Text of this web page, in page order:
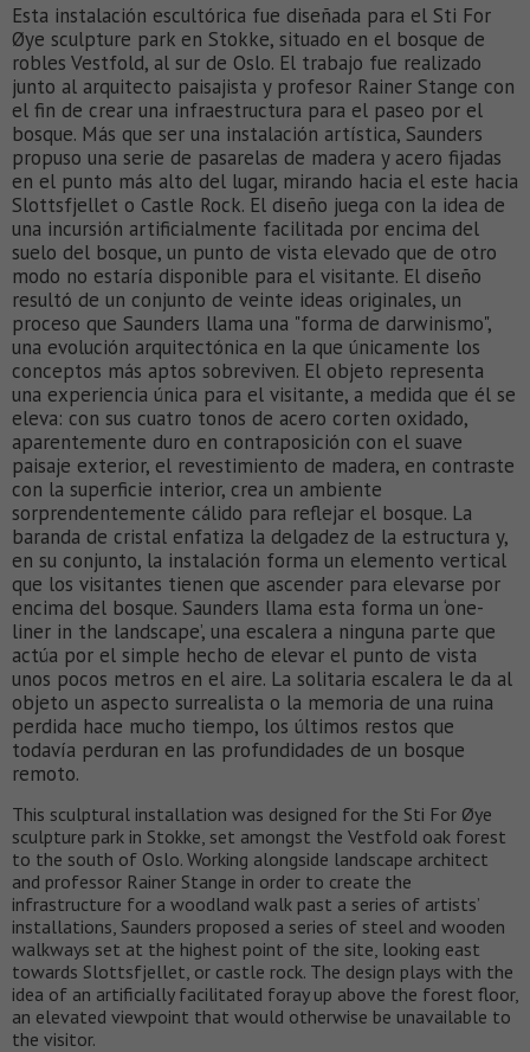
Esta instalación escultórica fue diseñada para el Sti For
Øye sculpture park en Stokke, situado en el bosque de
robles Vestfold, al sur de Oslo. El trabajo fue realizado
junto al arquitecto paisajista y profesor Rainer Stange con
el fin de crear una infraestructura para el paseo por el
bosque. Más que ser una instalación artística, Saunders
propuso una serie de pasarelas de madera y acero fijadas
en el punto más alto del lugar, mirando hacia el este hacia
Slottsfjellet o Castle Rock. El diseño juega con la idea de
una incursión artificialmente facilitada por encima del
suelo del bosque, un punto de vista elevado que de otro
modo no estaría disponible para el visitante. El diseño
resultó de un conjunto de veinte ideas originales, un
proceso que Saunders llama una "forma de darwinismo",
una evolución arquitectónica en la que únicamente los
conceptos más aptos sobreviven. El objeto representa
una experiencia única para el visitante, a medida que él se
eleva: con sus cuatro tonos de acero corten oxidado,
aparentemente duro en contraposición con el suave
paisaje exterior, el revestimiento de madera, en contraste
con la superficie interior, crea un ambiente
sorprendentemente cálido para reflejar el bosque. La
baranda de cristal enfatiza la delgadez de la estructura y,
en su conjunto, la instalación forma un elemento vertical
que los visitantes tienen que ascender para elevarse por
encima del bosque. Saunders llama esta forma un ‘one-
liner in the landscape’, una escalera a ninguna parte que
actúa por el simple hecho de elevar el punto de vista
unos pocos metros en el aire. La solitaria escalera le da al
objeto un aspecto surrealista o la memoria de una ruina
perdida hace mucho tiempo, los últimos restos que
todavía perduran en las profundidades de un bosque
remoto.
This sculptural installation was designed for the Sti For Øye
sculpture park in Stokke, set amongst the Vestfold oak forest
to the south of Oslo. Working alongside landscape architect
and professor Rainer Stange in order to create the
infrastructure for a woodland walk past a series of artists’
installations, Saunders proposed a series of steel and wooden
walkways set at the highest point of the site, looking east
towards Slottsfjellet, or castle rock. The design plays with the
idea of an artificially facilitated foray up above the forest floor,
an elevated viewpoint that would otherwise be unavailable to
the visitor.